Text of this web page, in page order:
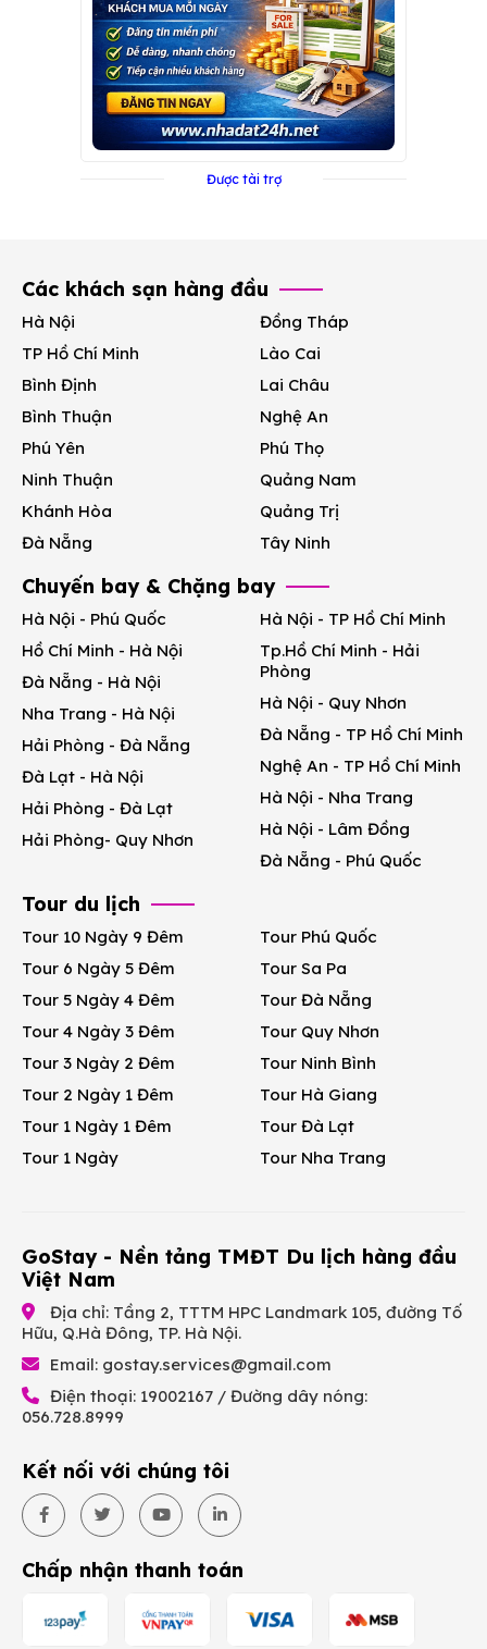
Được tài trợ
Các khách sạn hàng đầu
Hà Nội
TP Hồ Chí Minh
Bình Định
Bình Thuận
Phú Yên
Ninh Thuận
Khánh Hòa
Đà Nẵng
Đồng Tháp
Lào Cai
Lai Châu
Nghệ An
Phú Thọ
Quảng Nam
Quảng Trị
Tây Ninh
Chuyến bay & Chặng bay
Hà Nội - Phú Quốc
Hồ Chí Minh - Hà Nội
Đà Nẵng - Hà Nội
Nha Trang - Hà Nội
Hải Phòng - Đà Nẵng
Đà Lạt - Hà Nội
Hải Phòng - Đà Lạt
Hải Phòng- Quy Nhơn
Hà Nội - TP Hồ Chí Minh
Tp.Hồ Chí Minh - Hải
Phòng
Hà Nội - Quy Nhơn
Đà Nẵng - TP Hồ Chí Minh
Nghệ An - TP Hồ Chí Minh
Hà Nội - Nha Trang
Hà Nội - Lâm Đồng
Đà Nẵng - Phú Quốc
Tour du lịch
Tour 10 Ngày 9 Đêm
Tour 6 Ngày 5 Đêm
Tour 5 Ngày 4 Đêm
Tour 4 Ngày 3 Đêm
Tour 3 Ngày 2 Đêm
Tour 2 Ngày 1 Đêm
Tour 1 Ngày 1 Đêm
Tour 1 Ngày
Tour Phú Quốc
Tour Sa Pa
Tour Đà Nẵng
Tour Quy Nhơn
Tour Ninh Bình
Tour Hà Giang
Tour Đà Lạt
Tour Nha Trang
GoStay - Nền tảng TMĐT Du lịch hàng đầu
Việt Nam
Địa chỉ: Tầng 2, TTTM HPC Landmark 105, đường Tố
Hữu, Q.Hà Đông, TP. Hà Nội.
Email: gostay.services@gmail.com
Điện thoại: 19002167 / Đường dây nóng:
056.728.8999
Kết nối với chúng tôi
Chấp nhận thanh toán